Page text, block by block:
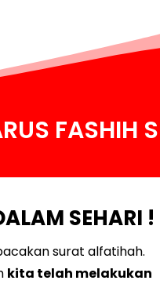
FASHIH
SEHARI !
surat alfatihah.
kita telah melakukan